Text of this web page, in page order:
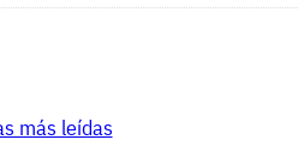
más leídas